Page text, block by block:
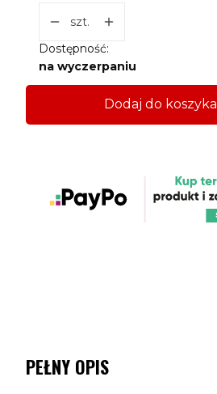
szt.
Dostępność:
na wyczerpaniu
Dodaj do koszyka
PEŁNY OPIS